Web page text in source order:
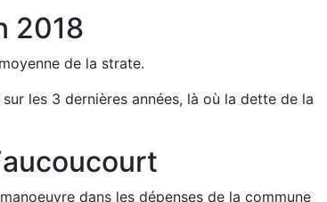
2018
de la strate.
sur les 3 dernières années, là où la dette de la
dans les dépenses de la commune